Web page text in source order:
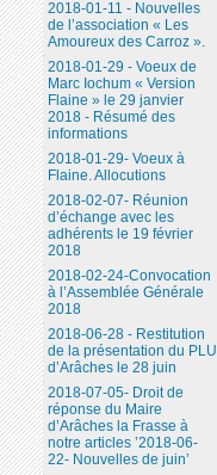
2018-01-11 - Nouvelles
de l’association « Les
Amoureux des Carroz ».
2018-01-29 - Voeux de
Marc Iochum « Version
Flaine » le 29 janvier
2018 - Résumé des
informations
2018-01-29- Voeux à
Flaine. Allocutions
2018-02-07- Réunion
d’échange avec les
adhérents le 19 février
2018
2018-02-24-Convocation
à l’Assemblée Générale
2018
2018-06-28 - Restitution
de la présentation du PLU
d’Arâches le 28 juin
2018-07-05- Droit de
réponse du Maire
d’Arâches la Frasse à
notre articles ’2018-06-
22- Nouvelles de juin’